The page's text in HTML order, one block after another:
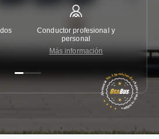
Conductor profesional y
personal
Más información